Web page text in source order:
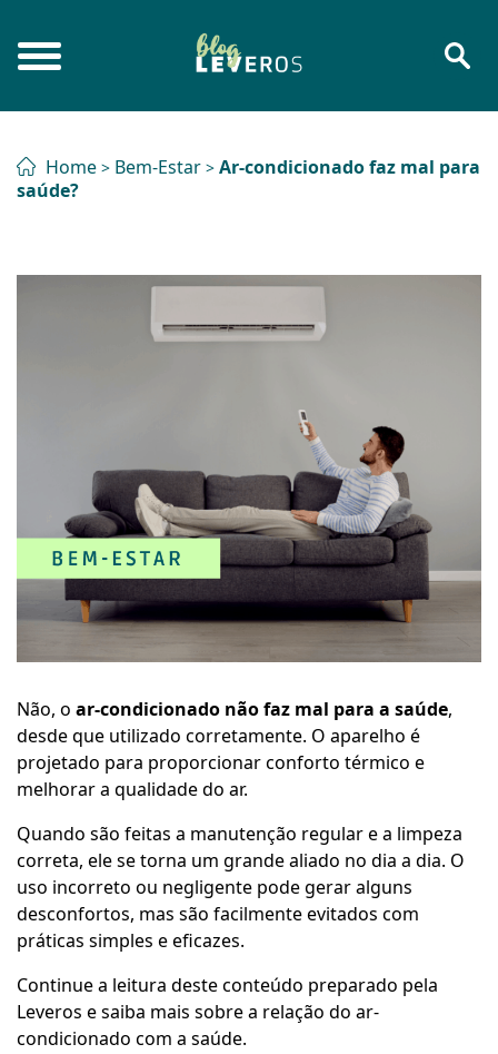
Home > Bem-Estar > Ar-condicionado faz mal para
saúde?
Não, o ar-condicionado não faz mal para a saúde,
desde que utilizado corretamente. O aparelho é
projetado para proporcionar conforto térmico e
melhorar a qualidade do ar.
Quando são feitas a manutenção regular e a limpeza
correta, ele se torna um grande aliado no dia a dia. O
uso incorreto ou negligente pode gerar alguns
desconfortos, mas são facilmente evitados com
práticas simples e eficazes.
Continue a leitura deste conteúdo preparado pela
Leveros e saiba mais sobre a relação do ar-
condicionado com a saúde.